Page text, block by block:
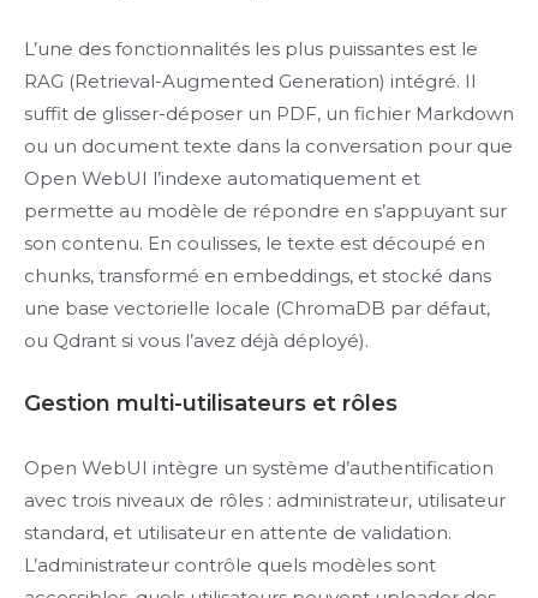
L’une des fonctionnalités les plus puissantes est le
RAG (Retrieval-Augmented Generation) intégré. Il
suffit de glisser-déposer un PDF, un fichier Markdown
ou un document texte dans la conversation pour que
Open WebUI l’indexe automatiquement et
permette au modèle de répondre en s’appuyant sur
son contenu. En coulisses, le texte est découpé en
chunks, transformé en embeddings, et stocké dans
une base vectorielle locale (ChromaDB par défaut,
ou Qdrant si vous l’avez déjà déployé).
Gestion multi-utilisateurs et rôles
Open WebUI intègre un système d’authentification
avec trois niveaux de rôles : administrateur, utilisateur
standard, et utilisateur en attente de validation.
L’administrateur contrôle quels modèles sont